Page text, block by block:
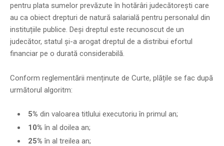
pentru plata sumelor prevăzute în hotărâri judecătorești care
au ca obiect drepturi de natură salarială pentru personalul din
instituțiile publice. Deși dreptul este recunoscut de un
judecător, statul și-a arogat dreptul de a distribui efortul
financiar pe o durată considerabilă.
Conform reglementării menținute de Curte, plățile se fac după
următorul algoritm:
5% din valoarea titlului executoriu în primul an;
10% în al doilea an;
25% în al treilea an;